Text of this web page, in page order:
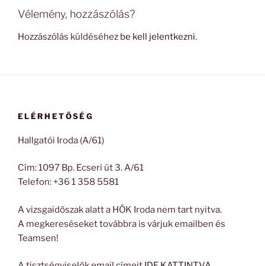
Vélemény, hozzászólás?
Hozzászólás küldéséhez be kell jelentkezni.
ELÉRHETŐSÉG
Hallgatói Iroda (A/61)
Cím: 1097 Bp. Ecseri út 3. A/61
Telefon: +36 1 358 5581
A vizsgaidőszak alatt a HÖK Iroda nem tart nyitva.
A megkereséseket továbbra is várjuk emailben és
Teamsen!